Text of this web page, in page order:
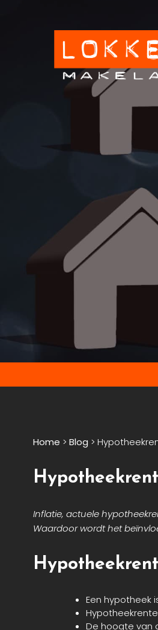
Home > Blog >
Inflatie, actuele
Waardoor wordt het
Een hypotheek
De hoogte van